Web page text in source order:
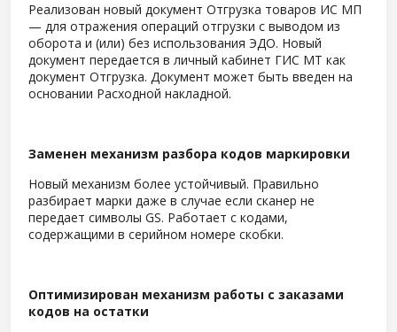
Реализован новый документ Отгрузка товаров ИС МП
— для отражения операций отгрузки с выводом из
оборота и (или) без использования ЭДО. Новый
документ передается в личный кабинет ГИС МТ как
документ Отгрузка. Документ может быть введен на
основании Расходной накладной.
Заменен механизм разбора кодов маркировки
Новый механизм более устойчивый. Правильно
разбирает марки даже в случае если сканер не
передает символы GS. Работает с кодами,
содержащими в серийном номере скобки.
Оптимизирован механизм работы с заказами
кодов на остатки